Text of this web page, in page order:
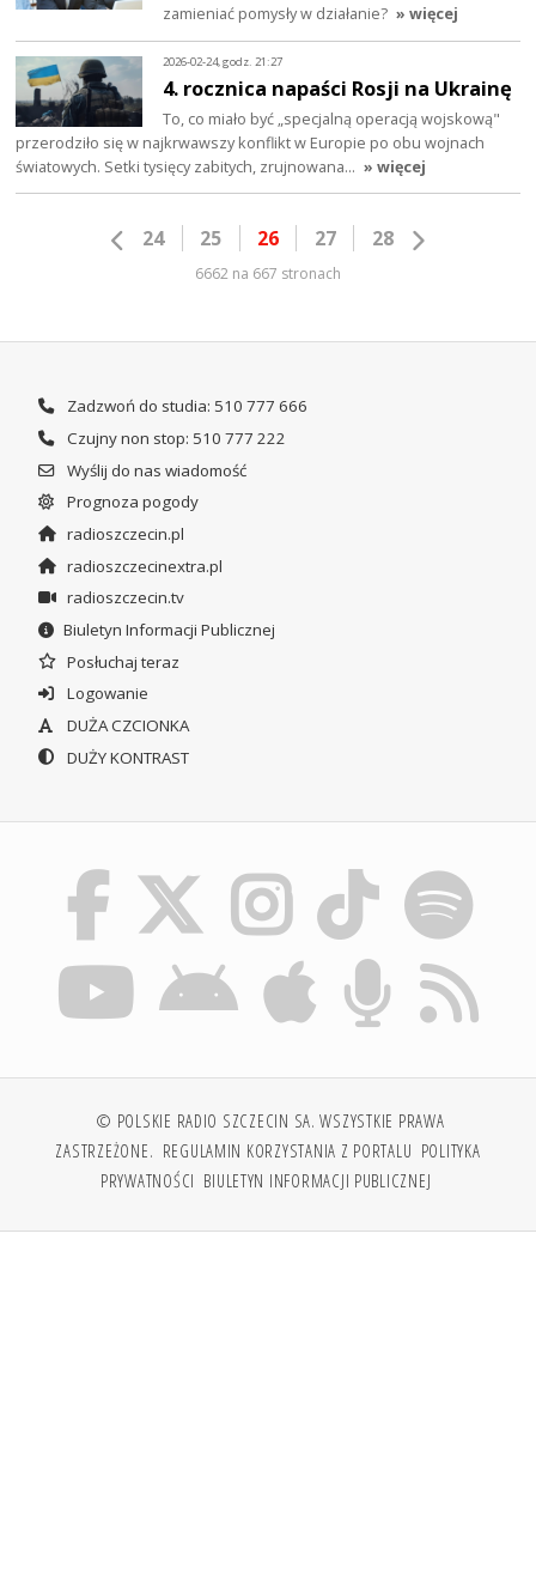
zamieniać pomysły w działanie? » więcej
2026-02-24, godz. 21:27
4. rocznica napaści Rosji na Ukrainę
To, co miało być „specjalną operacją wojskową"
przerodziło się w najkrwawszy konflikt w Europie po obu wojnach
światowych. Setki tysięcy zabitych, zrujnowana… » więcej
24 25 26 27 28
6662 na 667 stronach
Zadzwoń do studia: 510 777 666
Czujny non stop: 510 777 222
Wyślij do nas wiadomość
Prognoza pogody
radioszczecin.pl
radioszczecinextra.pl
radioszczecin.tv
Biuletyn Informacji Publicznej
Posłuchaj teraz
Logowanie
DUŻA CZCIONKA
DUŻY KONTRAST
© POLSKIE RADIO SZCZECIN SA. WSZYSTKIE PRAWA
ZASTRZEŻONE. REGULAMIN KORZYSTANIA Z PORTALU POLITYKA
PRYWATNOŚCI BIULETYN INFORMACJI PUBLICZNEJ